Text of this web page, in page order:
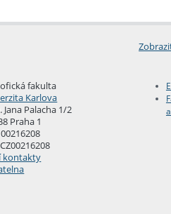
fakulta
Karlova
Jana Palacha 1/2
Praha 1
kontakty